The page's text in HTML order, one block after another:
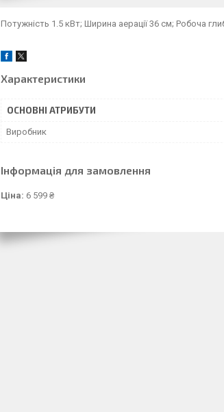
Потужність 1.5 кВт; Ширина аерації 36 см; Робоча
Характеристики
ОСНОВНІ АТРИБУТИ
Виробник
Інформація для замовлення
Ціна: 6 599 ₴